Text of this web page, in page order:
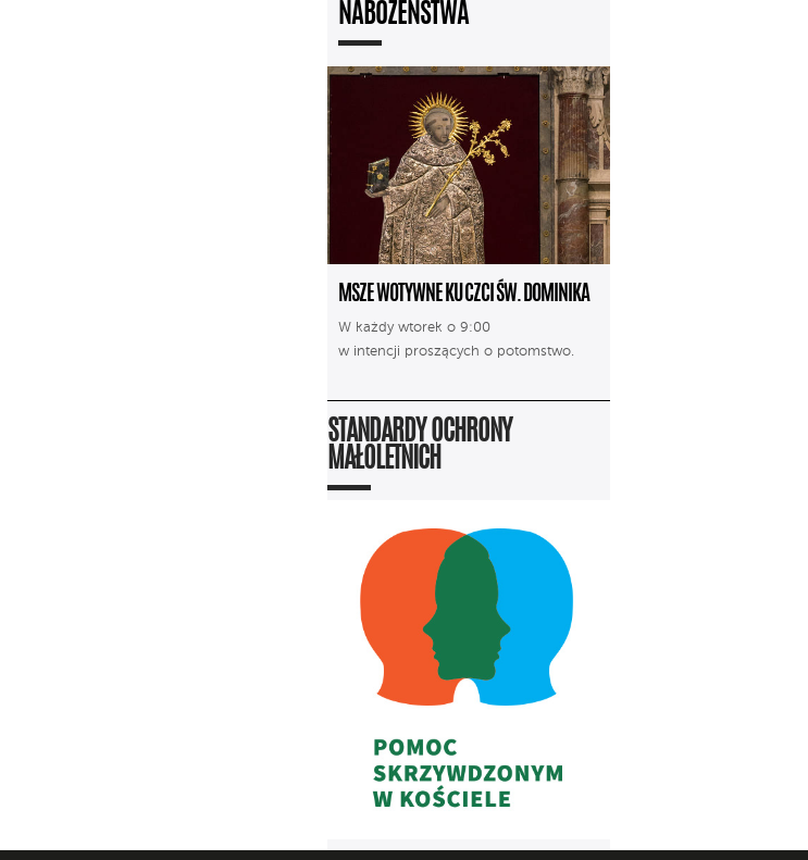
NABOŻEŃSTWA
MSZE WOTYWNE KU CZCI ŚW. DOMINIKA
W każdy wtorek o 9:00
w intencji proszących o potomstwo.
STANDARDY OCHRONY
MAŁOLETNICH